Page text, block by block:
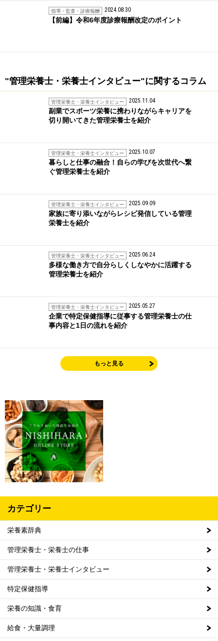
指導・監査・診療報酬 2024.08.30
【前編】令和6年度診療報酬改定のポイント
"管理栄養士・栄養士インタビュー"に関するコラム
管理栄養士・栄養士インタビュー 2025.11.04
副業でスポーツ栄養に携わりながらキャリアを
切り開いてきた管理栄養士を紹介
管理栄養士・栄養士インタビュー 2025.10.07
暮らしと仕事の融合！自らの学びを次世代へ繋
ぐ管理栄養士を紹介
管理栄養士・栄養士インタビュー 2025.09.09
家族に寄り添いながらレシピ発信している管理
栄養士を紹介
管理栄養士・栄養士インタビュー 2025.06.24
多様な働き方で自分らしくしなやかに活躍する
管理栄養士を紹介
管理栄養士・栄養士インタビュー 2025.05.27
企業で特定保健指導に従事する管理栄養士の仕
事内容と1日の流れを紹介
もっと見る
カテゴリー
栄養素辞典
管理栄養士・栄養士の仕事
管理栄養士・栄養士インタビュー
特定保健指導
栄養の知識・食育
給食・大量調理